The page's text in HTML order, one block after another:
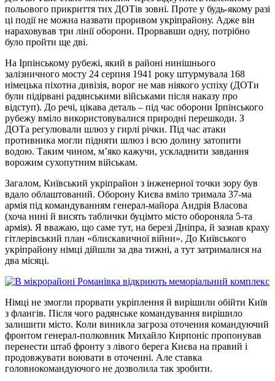
польового прикриття тих ДОТів зовні. Проте у будь-якому разі
ці події не можна назвати проривом укріпрайону. Адже він
нараховував три лінії оборони. Прорвавши одну, потрібно
було пройти ще дві.
На Ірпінському рубежі, який в районі нинішнього
залізничного мосту 24 серпня 1941 року штурмувала 168
німецька піхотна дивізія, ворог не мав ніякого успіху (ДОТи
були підірвані радянськими військами після наказу про
відступ). До речі, цікава деталь – під час оборони Ірпінського
рубежу вміло використовувалися природні перешкоди. З
ДОТа регулювали шлюз у гирлі річки. Під час атаки
противника могли підняти шлюз і всю долину затопити
водою. Таким чином, м’яко кажучи, ускладнити завдання
ворожим сухопутним військам.
Загалом, Київський укріпрайон з інженерної точки зору був
вдало облаштований. Оборону Києва вміло тримала 37-ма
армія під командуванням генерал-майора Андрія Власова
(хоча нині й висять таблички буцімто місто обороняла 5-та
армія). Я вважаю, що саме тут, на березі Дніпра, й зазнав краху
гітлерівський план «блискавичної війни». До Київського
укріпрайону німці дійшли за два тижні, а тут затрималися на
два місяці.
Німці не змогли прорвати укріплення й вирішили обійти Київ
з флангів. Після чого радянське командування вирішило
залишити місто. Коли виникла загроза оточення командуючий
фронтом генерал-полковник Михайло Кирпоніс пропонував
перенести штаб фронту з лівого берега Києва на правий і
продовжувати воювати в оточенні. Але ставка
головнокомандуючого не дозволила так зробити.